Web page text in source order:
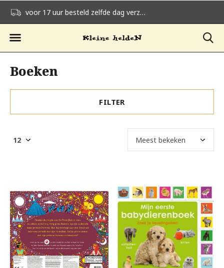
voor 17 uur besteld zelfde dag verzonden
Boeken
FILTER